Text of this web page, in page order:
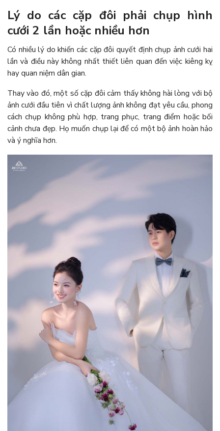
Lý do các cặp đôi phải chụp hình
cưới 2 lần hoặc nhiều hơn
Có nhiều lý do khiến các cặp đôi quyết định chụp ảnh cưới hai
lần và điều này không nhất thiết liên quan đến việc kiêng kỵ
hay quan niệm dân gian.
Thay vào đó, một số cặp đôi cảm thấy không hài lòng với bộ
ảnh cưới đầu tiên vì chất lượng ảnh không đạt yêu cầu, phong
cách chụp không phù hợp, trang phục, trang điểm hoặc bối
cảnh chưa đẹp. Họ muốn chụp lại để có một bộ ảnh hoàn hảo
và ý nghĩa hơn.